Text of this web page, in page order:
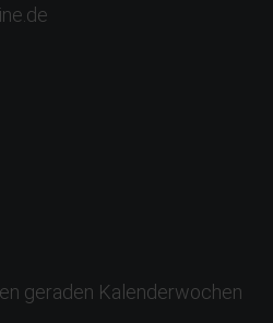
geraden Kalenderwochen